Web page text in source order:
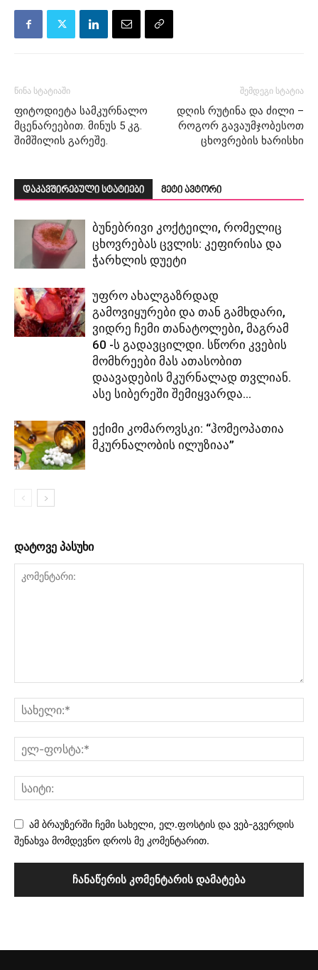
წინა სტატიაში
ფიტოდიეტა სამკურნალო
მცენარეებით. მინუს 5 კგ.
შიმშილის გარეშე.
შემდეგი სტატია
დღის რუტინა და ძილი –
როგორ გავაუმჯობესოთ
ცხოვრების ხარისხი
დაკავშირებული სტატიები მეტი ავტორი
ბუნებრივი კოქტეილი, რომელიც
ცხოვრებას ცვლის: კეფირისა და
ჭარხლის დუეტი
უფრო ახალგაზრდად
გამოვიყურები და თან გამხდარი,
ვიდრე ჩემი თანატოლები, მაგრამ
60 -ს გადავცილდი. სწორი კვების
მომხრეები მას ათასობით
დაავადების მკურნალად თვლიან.
ასე სიბერეში შემიყვარდა...
ექიმი კომაროვსკი: “ჰომეოპათია
მკურნალობის ილუზიაა”
დატოვე პასუხი
ამ ბრაუზერში ჩემი სახელი, ელ.ფოსტის და ვებ-გვერდის
შენახვა მომდევნო დროს მე კომენტარით.